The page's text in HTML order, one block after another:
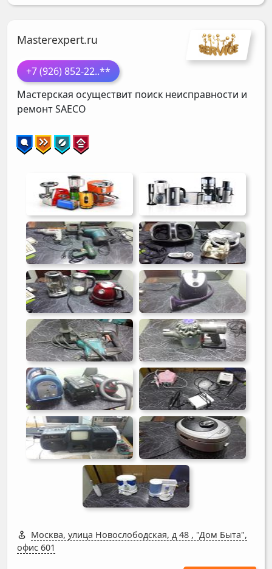
Masterexpert.ru
+7 (926) 852-22..**
Мастерская осуществит поиск неисправности и
ремонтSAECO
Москва, улица Новослободская, д 48 , "Дом Быта",
офис 601